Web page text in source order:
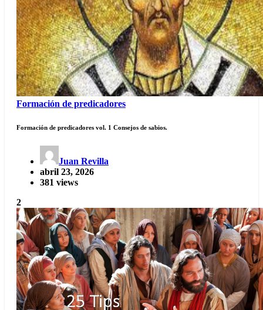
Formación de predicadores
Formación de predicadores vol. 1 Consejos de sabios.
Juan Revilla
abril 23, 2026
381 views
2